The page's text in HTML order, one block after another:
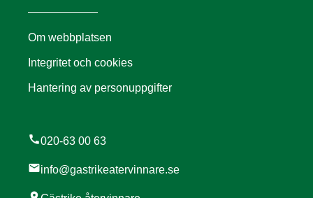
Om webbplatsen
Integritet och cookies
Hantering av personuppgifter
call020-63 00 63
mailinfo@gastrikeatervinnare.se